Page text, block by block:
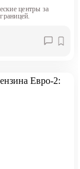
центры за